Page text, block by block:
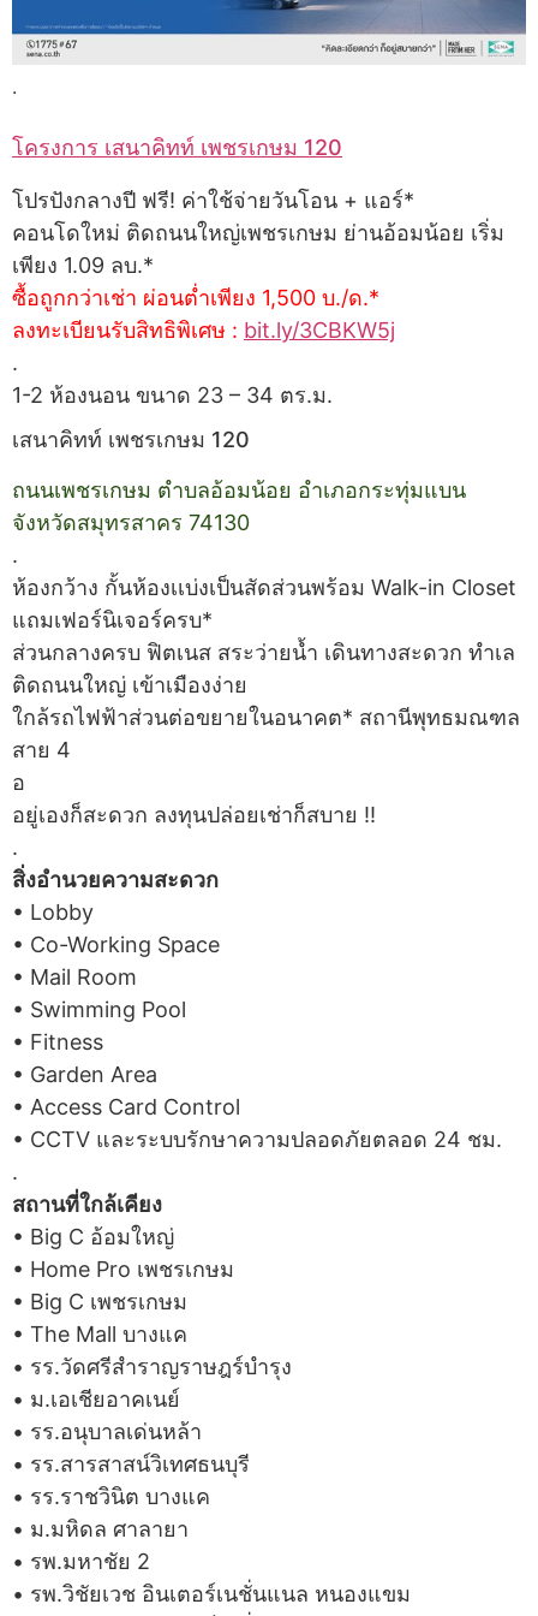
.
โครงการ เสนาคิทท์ เพชรเกษม 120
โปรปังกลางปี ฟรี! ค่าใช้จ่ายวันโอน + แอร์*
คอนโดใหม่ ติดถนนใหญ่เพชรเกษม ย่านอ้อมน้อย เริ่ม
เพียง 1.09 ลบ.*
ซื้อถูกกว่าเช่า ผ่อนต่ำเพียง 1,500 บ./ด.*
ลงทะเบียนรับสิทธิพิเศษ : bit.ly/3CBKW5j
.
1-2 ห้องนอน ขนาด 23 – 34 ตร.ม.
เสนาคิทท์ เพชรเกษม 120
ถนนเพชรเกษม ตำบลอ้อมน้อย อำเภอกระทุ่มแบน
จังหวัดสมุทรสาคร 74130
.
ห้องกว้าง กั้นห้องเเบ่งเป็นสัดส่วนพร้อม Walk-in Closet
แถมเฟอร์นิเจอร์ครบ*
ส่วนกลางครบ ฟิตเนส สระว่ายน้ำ เดินทางสะดวก ทำเล
ติดถนนใหญ่ เข้าเมืองง่าย
ใกล้รถไฟฟ้าส่วนต่อขยายในอนาคต* สถานีพุทธมณฑล
สาย 4
อ
อยู่เองก็สะดวก ลงทุนปล่อยเช่าก็สบาย ‼
.
สิ่งอำนวยความสะดวก
• Lobby
• Co-Working Space
• Mail Room
• Swimming Pool
• Fitness
• Garden Area
• Access Card Control
• CCTV และระบบรักษาความปลอดภัยตลอด 24 ชม.
.
สถานที่ใกล้เคียง
• Big C อ้อมใหญ่
• Home Pro เพชรเกษม
• Big C เพชรเกษม
• The Mall บางแค
• รร.วัดศรีสำราญราษฎร์บำรุง
• ม.เอเชียอาคเนย์
• รร.อนุบาลเด่นหล้า
• รร.สารสาสน์วิเทศธนบุรี
• รร.ราชวินิต บางแค
• ม.มหิดล ศาลายา
• รพ.มหาชัย 2
• รพ.วิชัยเวช อินเตอร์เนชั่นแนล หนองแขม